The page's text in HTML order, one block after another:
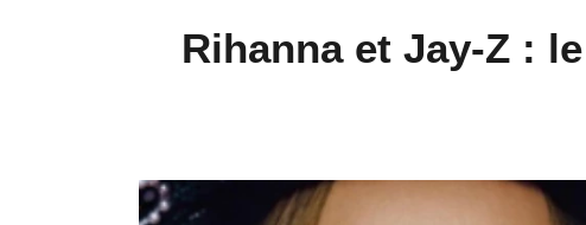
Rihanna et Jay-Z :